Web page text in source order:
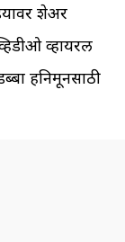
शेअर
व्हायरल
हनिमूनसाठी